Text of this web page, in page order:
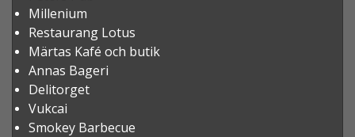
Millenium
Restaurang Lotus
Märtas Kafé och butik
Annas Bageri
Delitorget
Vukcai
Smokey Barbecue